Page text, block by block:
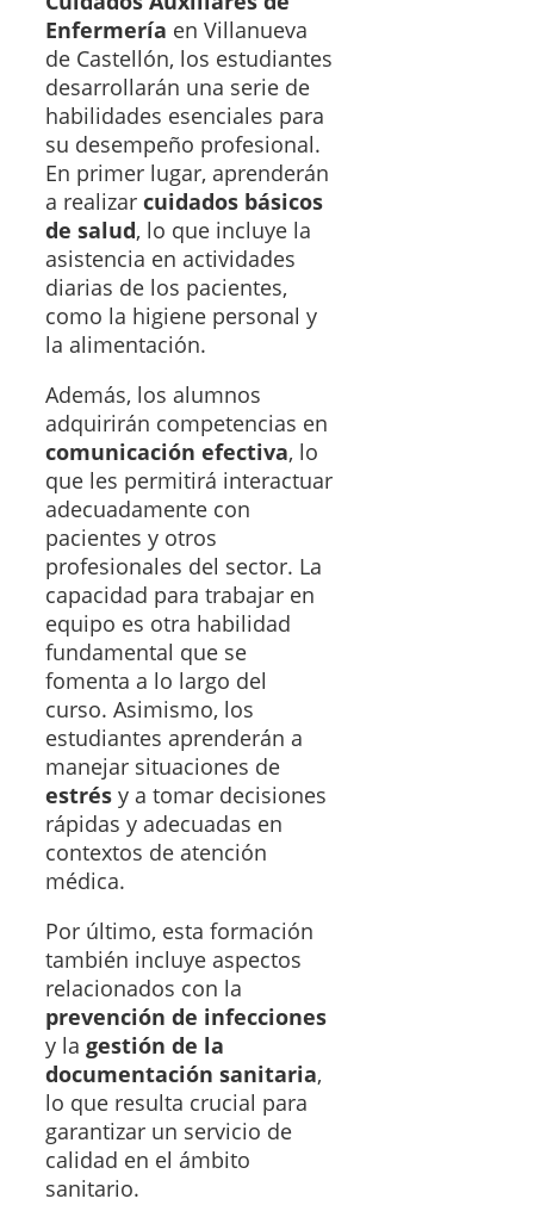
Enfermería en Villanueva
de Castellón, los estudiantes
desarrollarán una serie de
habilidades esenciales para
su desempeño profesional.
En primer lugar, aprenderán
a realizar cuidados básicos
de salud, lo que incluye la
asistencia en actividades
diarias de los pacientes,
como la higiene personal y
la alimentación.
Además, los alumnos
adquirirán competencias en
comunicación efectiva, lo
que les permitirá interactuar
adecuadamente con
pacientes y otros
profesionales del sector. La
capacidad para trabajar en
equipo es otra habilidad
fundamental que se
fomenta a lo largo del
curso. Asimismo, los
estudiantes aprenderán a
manejar situaciones de
estrés y a tomar decisiones
rápidas y adecuadas en
contextos de atención
médica.
Por último, esta formación
también incluye aspectos
relacionados con la
prevención de infecciones
y la gestión de la
documentación sanitaria,
lo que resulta crucial para
garantizar un servicio de
calidad en el ámbito
sanitario.